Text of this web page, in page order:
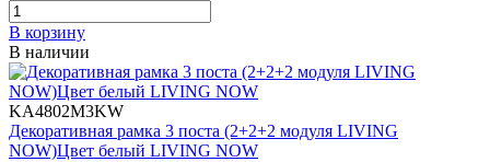
В корзинy
В наличии
KA4802M3KW
Декоративная рамка 3 поста (2+2+2 модуля LIVING
NOW)Цвет белый LIVING NOW